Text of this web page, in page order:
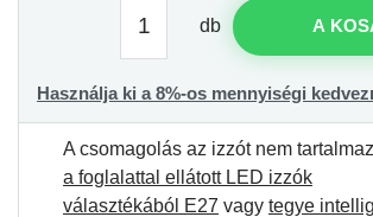
db A
Használja ki a 8%-os mennyiségi
A csomagolás az izzót nem
a foglalattal ellátott LED izzók
választékából E27 vagy tegye